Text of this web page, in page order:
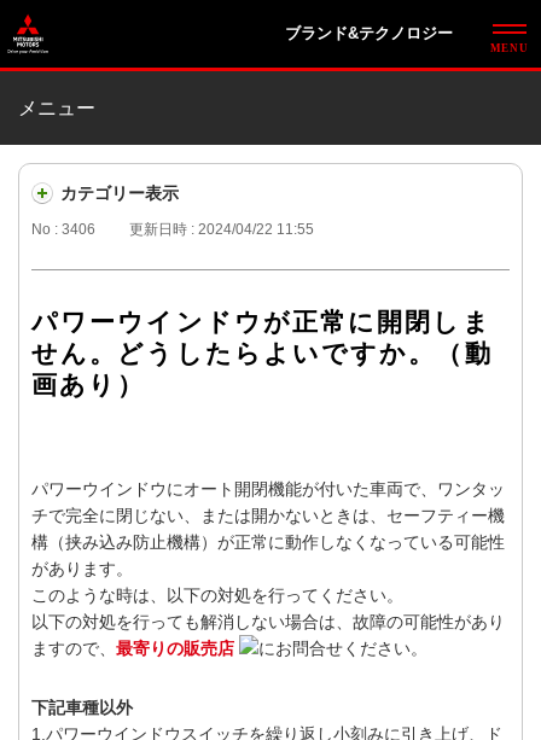
ブランド&テクノロジー
メニュー
カテゴリー表示
No : 3406 更新日時 : 2024/04/22 11:55
パワーウインドウが正常に開閉しま
せん。どうしたらよいですか。（動
画あり）
パワーウインドウにオート開閉機能が付いた車両で、ワンタッ
チで完全に閉じない、または開かないときは、セーフティー機
構（挟み込み防止機構）が正常に動作しなくなっている可能性
があります。
このような時は、以下の対処を行ってください。
以下の対処を行っても解消しない場合は、故障の可能性があり
ますので、 最寄りの販売店 にお問合せください。
下記車種以外
1.パワーウインドウスイッチを繰り返し小刻みに引き上げ、ド